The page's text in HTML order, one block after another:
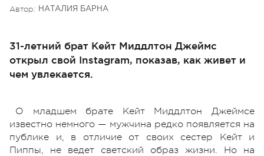
Автор: НАТАЛИЯ БАРНА
31-летний брат Кейт Миддлтон Джеймс
открыл свой Instagram, показав, как живет и
чем увлекается.
О младшем брате Кейт Миддлтон Джеймсе
известно немного — мужчина редко появляется на
публике и, в отличие от своих сестер Кейт и
Пиппы, не ведет светский образ жизни. Но на